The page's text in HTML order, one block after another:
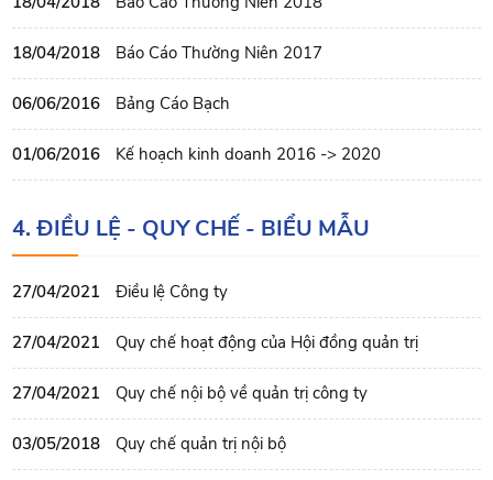
18/04/2018 Báo Cáo Thường Niên 2017
06/06/2016 Bảng Cáo Bạch
01/06/2016 Kế hoạch kinh doanh 2016 -> 2020
4. ĐIỀU LỆ - QUY CHẾ - BIỂU MẪU
27/04/2021 Điều lệ Công ty
27/04/2021 Quy chế hoạt động của Hội đồng quản trị
27/04/2021 Quy chế nội bộ về quản trị công ty
03/05/2018 Quy chế quản trị nội bộ